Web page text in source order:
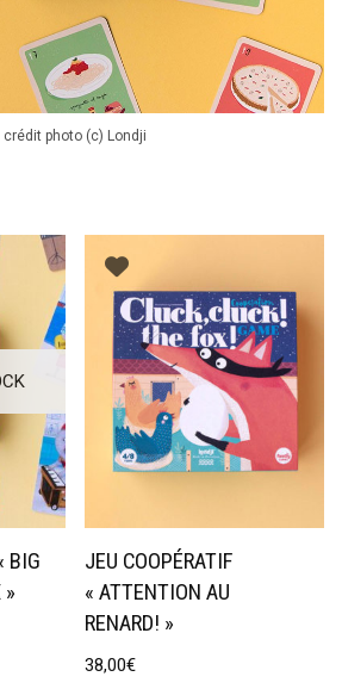
crédit photo (c) Londji
BIG
»
JEU COOPÉRATIF
« ATTENTION AU
RENARD! »
38,00€